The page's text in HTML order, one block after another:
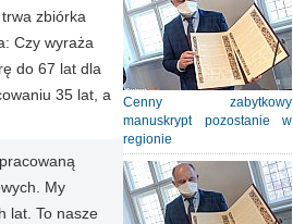
Cenny zabytkowy
manuskrypt pozostanie w
regionie
zbiórka
Czy wyraża
do 67 lat dla
35 lat, a
My
lat. To nasze